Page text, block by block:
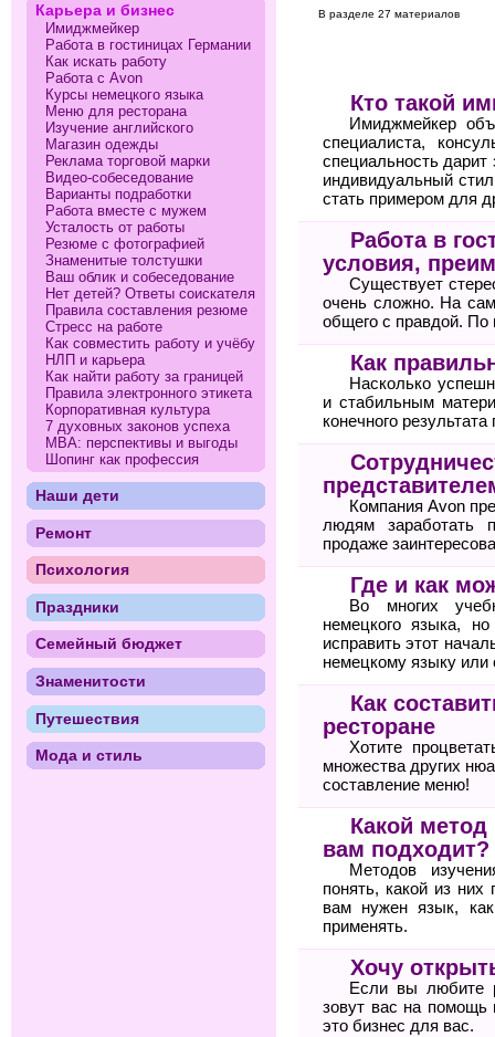
В разделе 27 материалов
Кто такой
Имиджмейкер
специалиста,
специальность дарит
индивидуальный
стать примером для
Работа в
условия,
Существует
очень сложно. На
общего с правдой. По
Как
Насколько
и стабильным
конечного
Компания Avon
людям заработать
продаже
Где и как
Во многих
немецкого языка,
исправить этот
немецкому языку
Как
ресторане
Хотите
множества других
составление меню!
Какой метод
вам подходит?
Методов
понять, какой из
вам нужен язык,
применять.
Хочу
Если вы любите
зовут вас на
это бизнес для вас.
Карьера и бизнес
Имиджмейкер
Работа в гостиницах Германии
Как искать работу
Работа с Avon
Курсы немецкого языка
Меню для ресторана
Изучение английского
Магазин одежды
Реклама торговой марки
Видео-собеседование
Варианты подработки
Работа вместе с мужем
Усталость от работы
Резюме с фотографией
Знаменитые толстушки
Ваш облик и собеседование
Нет детей? Ответы соискателя
Правила составления резюме
Стресс на работе
Как совместить работу и учёбу
НЛП и карьера
Как найти работу за границей
Правила электронного этикета
Корпоративная культура
7 духовных законов успеха
МВА: перспективы и выгоды
Шопинг как профессия
Наши дети
Ремонт
Психология
Праздники
Семейный бюджет
Знаменитости
Путешествия
Мода и стиль